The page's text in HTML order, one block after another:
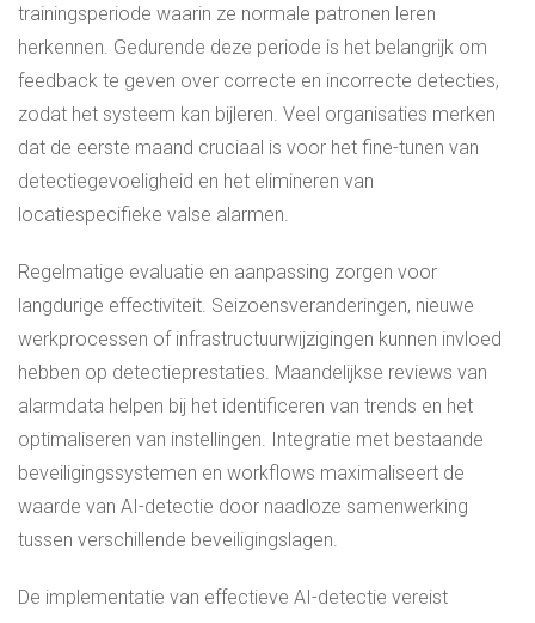
trainingsperiode waarin ze normale patronen leren
herkennen. Gedurende deze periode is het belangrijk om
feedback te geven over correcte en incorrecte detecties,
zodat het systeem kan bijleren. Veel organisaties merken
dat de eerste maand cruciaal is voor het fine-tunen van
detectiegevoeligheid en het elimineren van
locatiespecifieke valse alarmen.
Regelmatige evaluatie en aanpassing zorgen voor
langdurige effectiviteit. Seizoensveranderingen, nieuwe
werkprocessen of infrastructuurwijzigingen kunnen invloed
hebben op detectieprestaties. Maandelijkse reviews van
alarmdata helpen bij het identificeren van trends en het
optimaliseren van instellingen. Integratie met bestaande
beveiligingssystemen en workflows maximaliseert de
waarde van AI-detectie door naadloze samenwerking
tussen verschillende beveiligingslagen.
De implementatie van effectieve AI-detectie vereist